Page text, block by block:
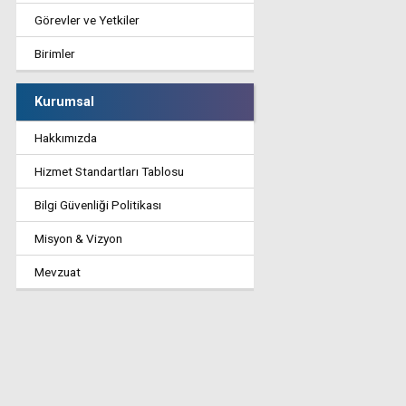
Görevler ve Yetkiler
Birimler
Kurumsal
Hakkımızda
Hizmet Standartları Tablosu
Bilgi Güvenliği Politikası
Misyon & Vizyon
Mevzuat